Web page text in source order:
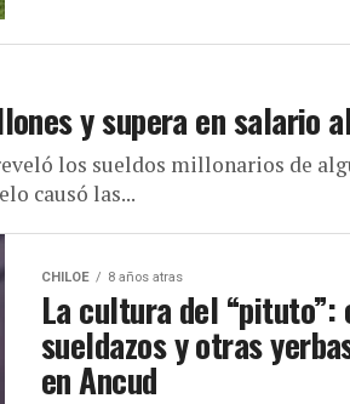
y supera en salario
los sueldos millonarios de
causó las...
CHILOE 8 años atras
La cultura del “pituto”:
sueldazos y otras
en Ancud